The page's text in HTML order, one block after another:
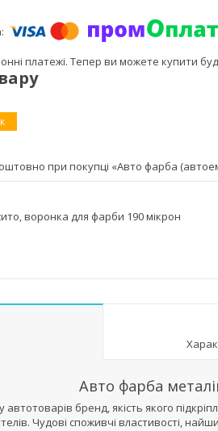
платежі. Тепер ви можете купити
при покупці «Авто фарба
воронка для фарби 190 мікрон
Авто фарба
бренд, якість якого
Чудові споживчі властивості,